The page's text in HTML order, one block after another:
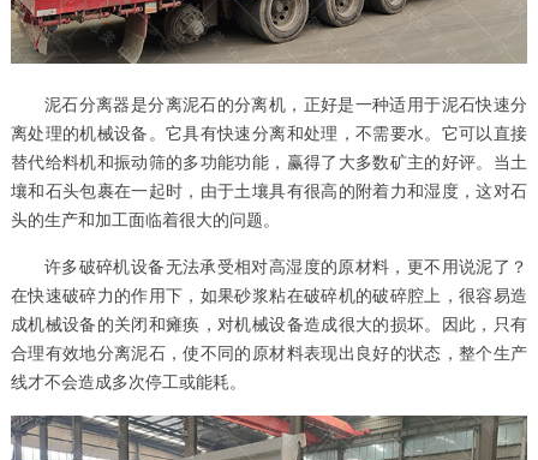
泥石分离器是分离泥石的分离机，正好是一种适用于泥石快速分
离处理的机械设备。它具有快速分离和处理，不需要水。它可以直接
替代给料机和振动筛的多功能功能，赢得了大多数矿主的好评。当土
壤和石头包裹在一起时，由于土壤具有很高的附着力和湿度，这对石
头的生产和加工面临着很大的问题。
许多破碎机设备无法承受相对高湿度的原材料，更不用说泥了？
在快速破碎力的作用下，如果砂浆粘在破碎机的破碎腔上，很容易造
成机械设备的关闭和瘫痪，对机械设备造成很大的损坏。因此，只有
合理有效地分离泥石，使不同的原材料表现出良好的状态，整个生产
线才不会造成多次停工或能耗。